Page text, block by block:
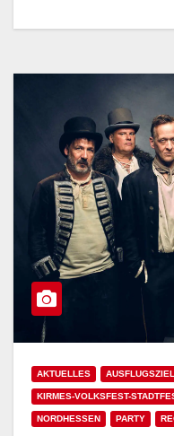
AKTUELLES
KIRMES-VOLKSFEST-
NORDHESSEN PARTY